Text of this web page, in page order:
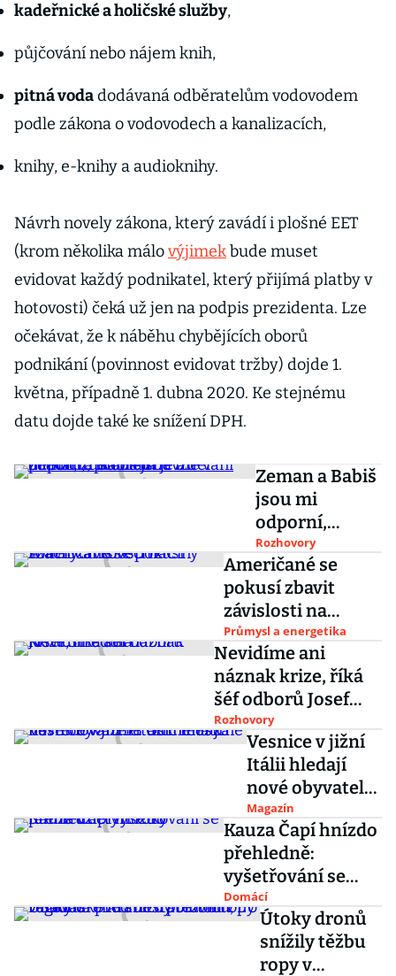
kadeřnické a holičské služby,
půjčování nebo nájem knih,
pitná vodadodávaná odběratelům vodovodem
podle zákona o vodovodech a kanalizacích,
knihy, e-knihy a audioknihy.
Návrh novely zákona, který zavádí i plošné EET
(krom několika málovýjimekbude muset
evidovat každý podnikatel, který přijímá platby v
hotovosti) čeká už jen na podpis prezidenta. Lze
očekávat, že k náběhu chybějících oborů
podnikání (povinnost evidovat tržby) dojde 1.
května, případně 1. dubna 2020. Ke stejnému
datu dojde také ke snížení DPH.
Zeman a Babiš
jsou mi
odporní,
problém je ale
v lidech,
zůstali tu
nevzdělaní
prudiči, říká
Fiala
Rozhovory
Američané se
pokusí zbavit
závislosti na
vzácných kovech z
Číny
Průmysl a energetika
Nevidíme ani
náznak krize, říká
šéf odborů Josef
Středula
Rozhovory
Vesnice v jižní
Itálii hledají
nové obyvatele.
Odměna za
nastěhování: 18
tisíc měsíčně
Magazín
Kauza Čapí hnízdo
přehledně:
vyšetřování se
táhne už čtyři
roky
Domácí
Útoky dronů
snížily těžbu
ropy v